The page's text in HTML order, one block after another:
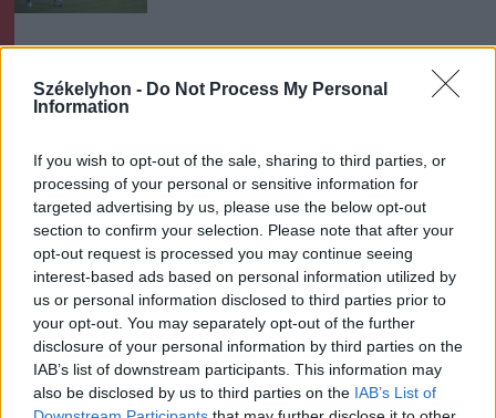
Székelyhon - Do Not Process My Personal
Information
If you wish to opt-out of the sale, sharing to third parties, or
processing of your personal or sensitive information for
targeted advertising by us, please use the below opt-out
section to confirm your selection. Please note that after your
opt-out request is processed you may continue seeing
interest-based ads based on personal information utilized by
us or personal information disclosed to third parties prior to
your opt-out. You may separately opt-out of the further
disclosure of your personal information by third parties on the
IAB’s list of downstream participants. This information may
also be disclosed by us to third parties on the IAB’s List of
epilepsziámmal
A rovat további cikkei